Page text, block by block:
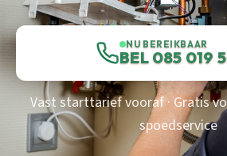
NU BEREIKBAAR
BEL 085 019
Vast starttarief vooraf · Gratis
spoedservice